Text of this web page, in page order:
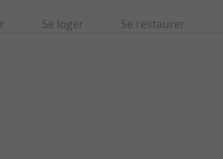
Se loger Se restaurer